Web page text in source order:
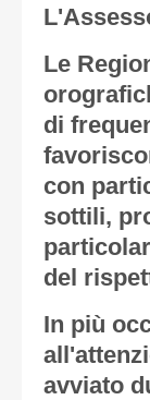
Le
di
con
sottili,
del
In più
avviato